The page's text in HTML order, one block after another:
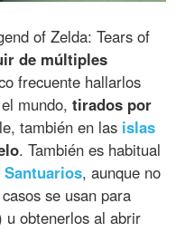
of Zelda: Tears of
de múltiples
frecuente hallarlos
el mundo,tirados por
también en las islas
. También es habitual
Santuarios, aunque no
se usan para
u obtenerlos al abrir